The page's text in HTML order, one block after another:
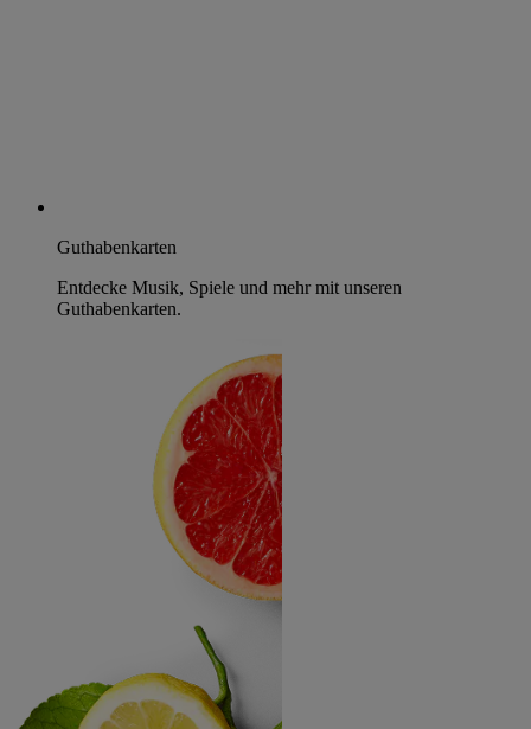
Guthabenkarten
Entdecke Musik, Spiele und mehr mit unseren
Guthabenkarten.